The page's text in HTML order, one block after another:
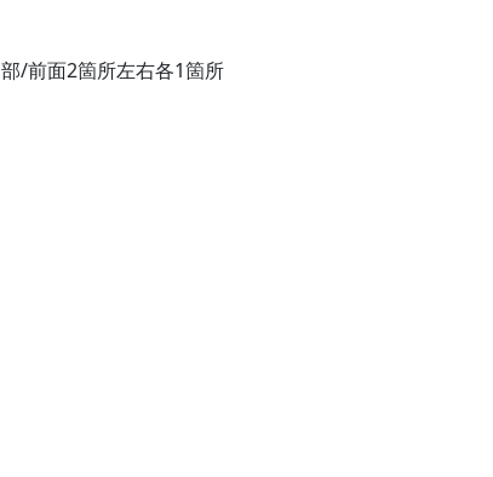
/前面2箇所左右各1箇所